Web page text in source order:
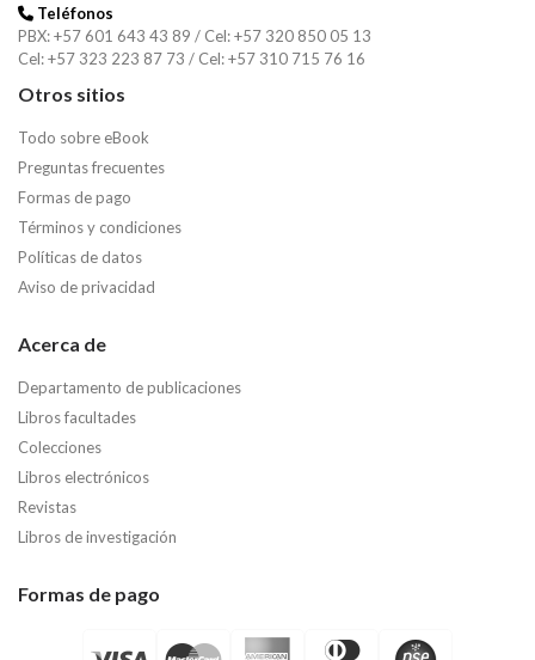
Teléfonos
PBX: +57 601 643 43 89 / Cel: +57 320 850 05 13
Cel: +57 323 223 87 73 / Cel: +57 310 715 76 16
Otros sitios
Todo sobre eBook
Preguntas frecuentes
Formas de pago
Términos y condiciones
Políticas de datos
Aviso de privacidad
Acerca de
Departamento de publicaciones
Libros facultades
Colecciones
Libros electrónicos
Revistas
Libros de investigación
Formas de pago